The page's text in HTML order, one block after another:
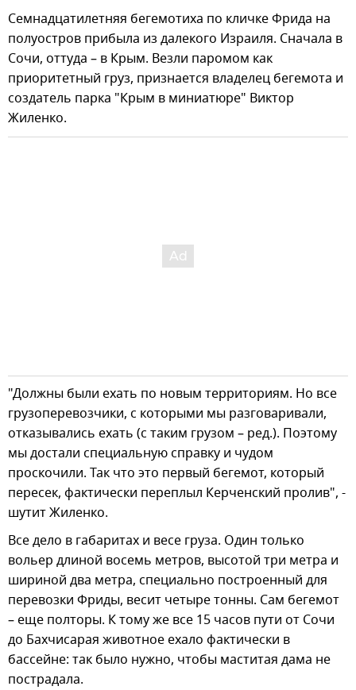
Семнадцатилетняя бегемотиха по кличке Фрида на
полуостров прибыла из далекого Израиля. Сначала в
Сочи, оттуда – в Крым. Везли паромом как
приоритетный груз, признается владелец бегемота и
создатель парка "Крым в миниатюре" Виктор
Жиленко.
"Должны были ехать по новым территориям. Но все
грузоперевозчики, с которыми мы разговаривали,
отказывались ехать (с таким грузом – ред.). Поэтому
мы достали специальную справку и чудом
проскочили. Так что это первый бегемот, который
пересек, фактически переплыл Керченский пролив", -
шутит Жиленко.
Все дело в габаритах и весе груза. Один только
вольер длиной восемь метров, высотой три метра и
шириной два метра, специально построенный для
перевозки Фриды, весит четыре тонны. Сам бегемот
– еще полторы. К тому же все 15 часов пути от Сочи
до Бахчисарая животное ехало фактически в
бассейне: так было нужно, чтобы маститая дама не
пострадала.